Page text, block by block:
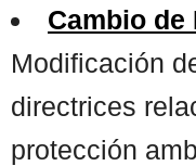
Cambio
Modificación
directrices
protección